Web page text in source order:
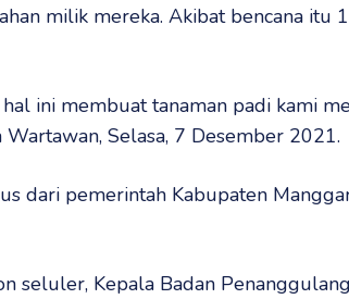
milik mereka. Akibat bencana itu
ini membuat tanaman padi kami
Selasa, 7 Desember 2021.
dari pemerintah Kabupaten
seluler, Kepala Badan